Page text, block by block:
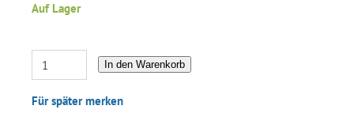
Auf Lager
In den Warenkorb
Für später merken